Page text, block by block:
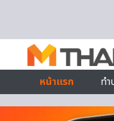
หน้าแรก
ท